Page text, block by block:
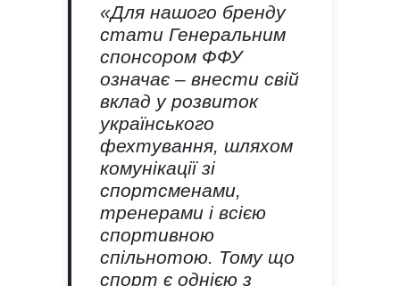
«Для нашого бренду
стати Генеральним
спонсором ФФУ
означає – внести свій
вклад у розвиток
українського
фехтування, шляхом
комунікації зі
спортсменами,
тренерами і всією
спортивною
спільнотою. Тому що
спорт є однією з